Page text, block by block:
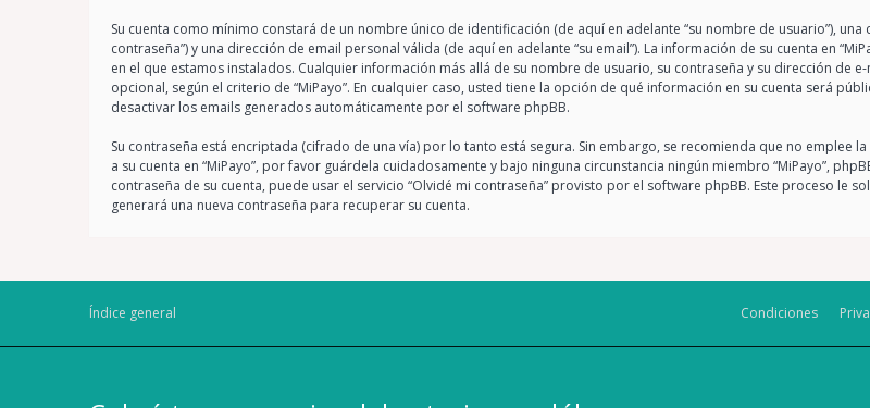
Su cuenta como mínimo constará de un nombre único de identificación (de aquí en adelante “su nombre de usuario”),
contraseña”) y una dirección de email personal válida (de aquí en adelante “su email”). La información de su cuenta en
en el que estamos instalados. Cualquier información más allá de su nombre de usuario, su contraseña y su dirección de
opcional, según el criterio de “MiPayo”. En cualquier caso, usted tiene la opción de qué información en su cuenta será
desactivar los emails generados automáticamente por el software phpBB.
Su contraseña está encriptada (cifrado de una vía) por lo tanto está segura. Sin embargo, se recomienda que no emplee
a su cuenta en “MiPayo”, por favor guárdela cuidadosamente y bajo ninguna circunstancia ningún miembro “MiPayo”,
contraseña de su cuenta, puede usar el servicio “Olvidé mi contraseña” provisto por el software phpBB. Este proceso le
generará una nueva contraseña para recuperar su cuenta.
Índice general Condiciones